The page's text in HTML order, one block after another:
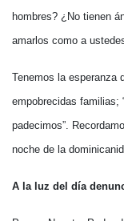
hombres? ¿No tienen
amarlos como a
Tenemos la esperanza
empobrecidas familias;
padecimos”.
noche de la
A la luz del día